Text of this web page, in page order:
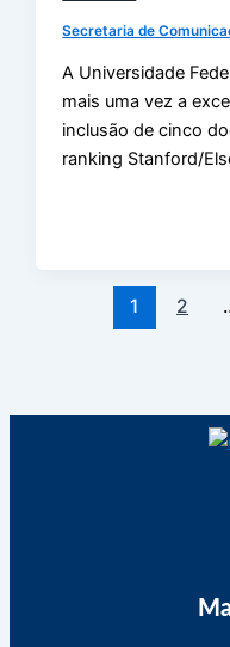
Secretaria de
A Universidade
mais uma vez a
inclusão de cinco
ranking Stanford/
1 2